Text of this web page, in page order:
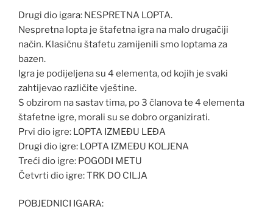
Drugi dio igara: NESPRETNA LOPTA.
Nespretna lopta je štafetna igra na malo drugačiji
način. Klasičnu štafetu zamijenili smo loptama za
bazen.
Igra je podijeljena su 4 elementa, od kojih je svaki
zahtijevao različite vještine.
S obzirom na sastav tima, po 3 članova te 4 elementa
štafetne igre, morali su se dobro organizirati.
Prvi dio igre: LOPTA IZMEĐU LEĐA
Drugi dio igre: LOPTA IZMEĐU KOLJENA
Treći dio igre: POGODI METU
Četvrti dio igre: TRK DO CILJA
POBJEDNICI IGARA: